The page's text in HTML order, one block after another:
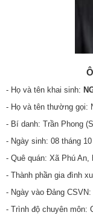
- Họ và tên khai sinh:
- Họ và tên thường gọi:
- Bí danh: Trần Phong
- Ngày sinh: 08 tháng
- Quê quán: Xã Phú
- Thành phần gia đình
- Ngày vào Đảng
- Trình độ chuyên môn: